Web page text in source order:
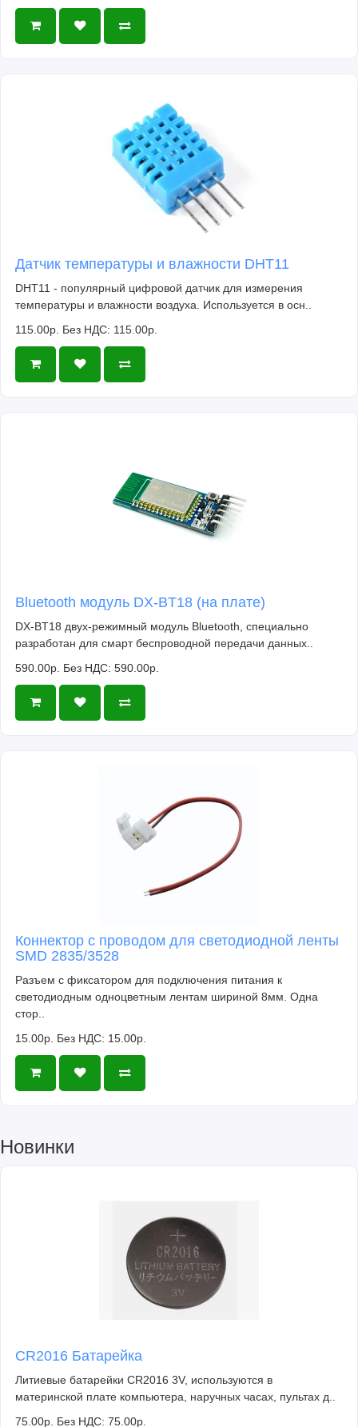
Датчик температуры и влажности DHT11
DHT11 - популярный цифровой датчик для измерения
температуры и влажности воздуха. Используется в осн..
115.00р. Без НДС: 115.00р.
Bluetooth модуль DX-BT18 (на плате)
DX-BT18 двух-режимный модуль Bluetooth, специально
разработан для смарт беспроводной передачи данных..
590.00р. Без НДС: 590.00р.
Коннектор с проводом для светодиодной ленты
SMD 2835/3528
Разъем с фиксатором для подключения питания к
светодиодным одноцветным лентам шириной 8мм. Одна
стор..
15.00р. Без НДС: 15.00р.
Новинки
CR2016 Батарейка
Литиевые батарейки CR2016 3V, используются в
материнской плате компьютера, наручных часах, пультах д..
75.00р. Без НДС: 75.00р.